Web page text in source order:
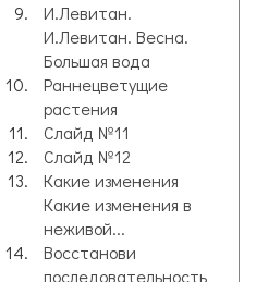
И.Левитан.
И.Левитан. Весна.
Большая вода
Раннецветущие
растения
Слайд №11
Слайд №12
Какие изменения
Какие изменения в
неживой...
Восстанови
последовательность